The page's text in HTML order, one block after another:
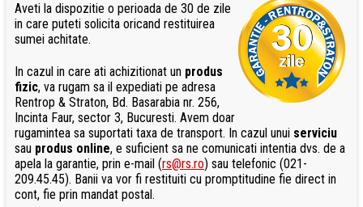
Aveti la dispozitie o perioada de 30 de zile
in care puteti solicita oricand restituirea
sumei achitate.
In cazul in care ati achizitionat un produs
fizic, va rugam sa il expediati pe adresa
Rentrop & Straton, Bd. Basarabia nr. 256,
Incinta Faur, sector 3, Bucuresti. Avem doar
rugamintea sa suportati taxa de transport. In cazul unui serviciu
sau produs online, e suficient sa ne comunicati intentia dvs. de a
apela la garantie, prin e-mail (rs@rs.ro) sau telefonic (021-
209.45.45). Banii va vor fi restituiti cu promptitudine fie direct in
cont, fie prin mandat postal.